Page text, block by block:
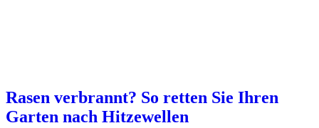
Rasen verbrannt? So retten Sie Ihren
Garten nach Hitzewellen